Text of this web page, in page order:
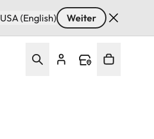
USA (English) Weiter